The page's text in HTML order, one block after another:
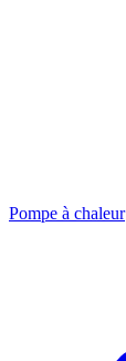
Pompe à chaleur